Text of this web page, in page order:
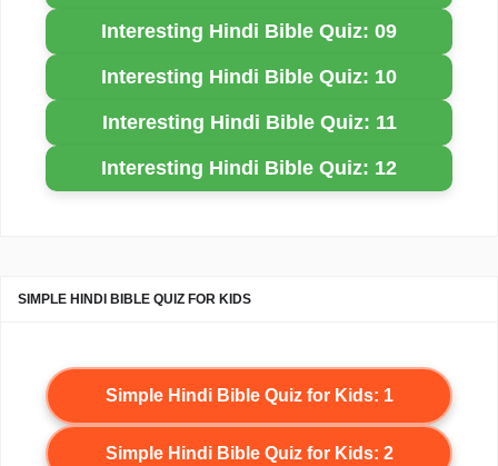
Interesting Hindi Bible Quiz: 09
Interesting Hindi Bible Quiz: 10
Interesting Hindi Bible Quiz: 11
Interesting Hindi Bible Quiz: 12
SIMPLE HINDI BIBLE QUIZ FOR KIDS
Simple Hindi Bible Quiz for Kids: 1
Simple Hindi Bible Quiz for Kids: 2